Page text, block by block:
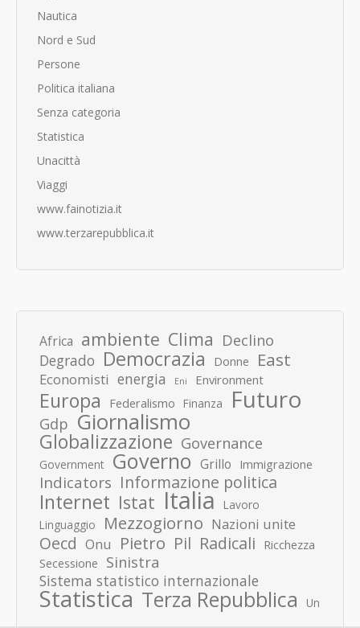
Nautica
Nord e Sud
Persone
Politica italiana
Senza categoria
Statistica
Unacittà
Viaggi
www.fainotizia.it
www.terzarepubblica.it
Africa ambiente Clima Declino
Degrado Democrazia Donne East
Economisti energia Eni Environment
Europa Federalismo Finanza Futuro
Gdp Giornalismo
Globalizzazione Governance
Government Governo Grillo Immigrazione
Indicators Informazione politica
Internet Istat Italia
Lavoro
Linguaggio
Mezzogiorno Nazioni unite
Oecd Onu Pietro Pil Radicali Ricchezza
Secessione Sinistra
Sistema statistico internazionale
Statistica Terza Repubblica Un